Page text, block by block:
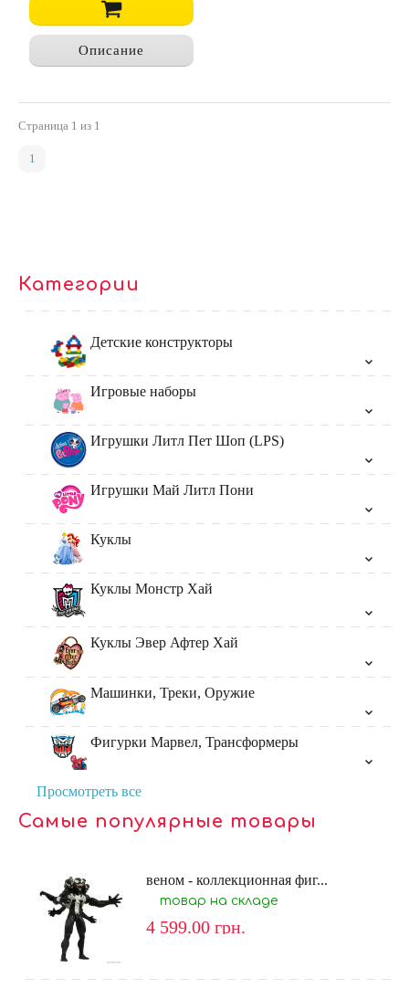
Описание
Страница 1 из 1
1
Категории
Детские конструкторы
Игровые наборы
Игрушки Литл Пет Шоп (LPS)
Игрушки Май Литл Пони
Куклы
Куклы Монстр Хай
Куклы Эвер Афтер Хай
Машинки, Треки, Оружие
Фигурки Марвел, Трансформеры
Просмотреть все
Самые популярные товары
веном - коллекционная фиг...
товар на складе
4 599.00 грн.